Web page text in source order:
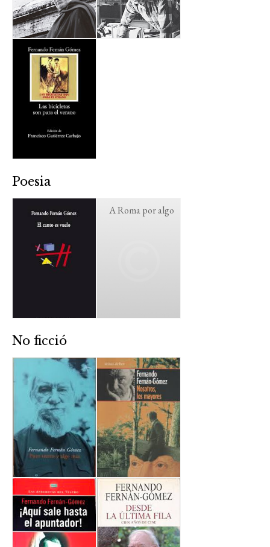
Poesia
A Roma por algo
No ficció